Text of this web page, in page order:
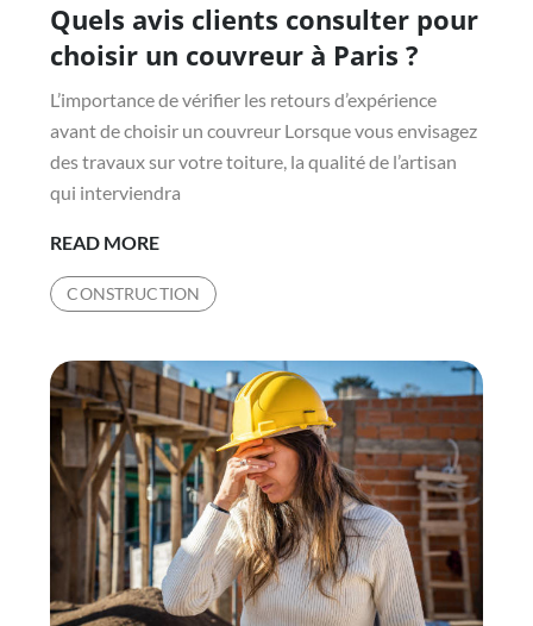
on
Quels avis clients consulter pour
choisir un couvreur à Paris ?
L’importance de vérifier les retours d’expérience
avant de choisir un couvreur Lorsque vous envisagez
des travaux sur votre toiture, la qualité de l’artisan
qui interviendra
READ MOREQUELS
AVIS
CLIENTS
POUR
CHOISIR
UN
COUVREUR
À
PARIS
?
CONSTRUCTION